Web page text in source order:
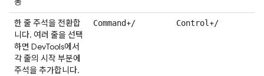
한 줄 주석을 전환합
니다. 여러 줄을 선택
하면 DevTools에서
각 줄의 시작 부분에
주석을 추가합니다.
Command+/ Control +/